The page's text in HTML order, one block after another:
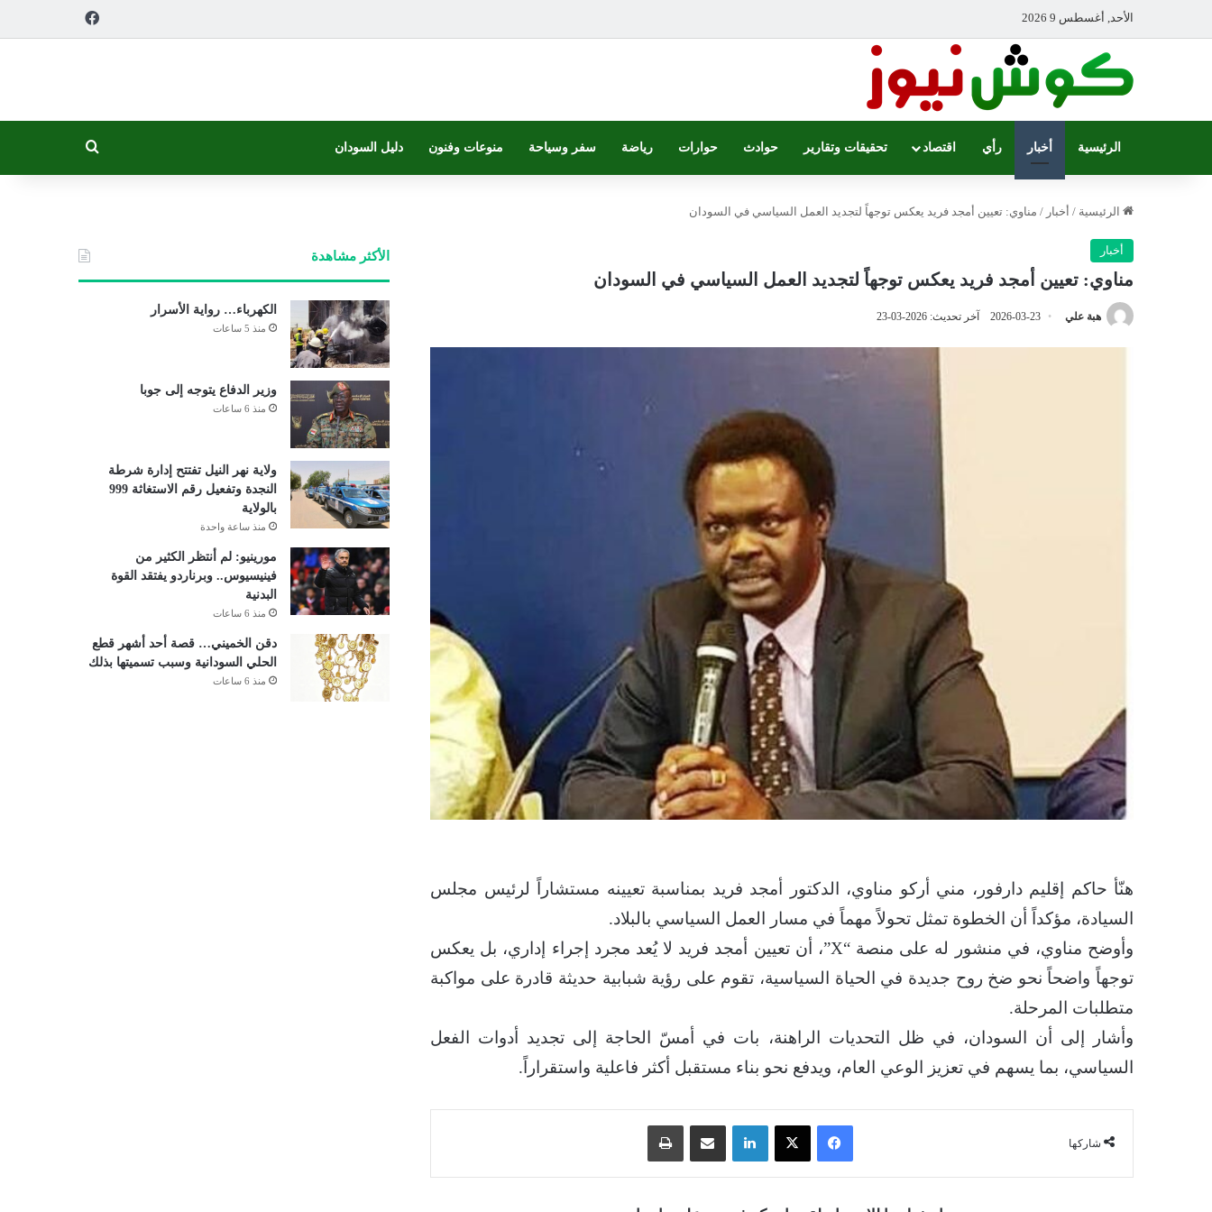
الأحد, أغسطس 9 2026
الرئيسية أخبار رأي اقتصاد تحقيقات وتقارير حوادث حوارات رياضة سفر وسياحة منوعات وفنون دليل السودان
الرئيسية / أخبار / مناوي: تعيين أمجد فريد يعكس توجهاً لتجديد العمل السياسي في السودان
أخبار
مناوي: تعيين أمجد فريد يعكس توجهاً لتجديد العمل السياسي في السودان
هبة علي 2026-03-23 آخر تحديث: 2026-03-23
هنّأ حاكم إقليم دارفور، مني أركو مناوي، الدكتور أمجد فريد بمناسبة تعيينه مستشاراً لرئيس مجلس
السيادة، مؤكداً أن الخطوة تمثل تحولاً مهماً في مسار العمل السياسي بالبلاد.
وأوضح مناوي، في منشور له على منصة “X”، أن تعيين أمجد فريد لا يُعد مجرد إجراء إداري، بل يعكس
توجهاً واضحاً نحو ضخ روح جديدة في الحياة السياسية، تقوم على رؤية شبابية حديثة قادرة على مواكبة
متطلبات المرحلة.
وأشار إلى أن السودان، في ظل التحديات الراهنة، بات في أمسّ الحاجة إلى تجديد أدوات الفعل
السياسي، بما يسهم في تعزيز الوعي العام، ويدفع نحو بناء مستقبل أكثر فاعلية واستقراراً.
شاركها
فيسبوك ‫X لينكدإن مشاركة عبر البريد
الأكثر مشاهدة
الكهرباء… رواية الأسرار
منذ 5 ساعات
وزير الدفاع يتوجه إلى جوبا
منذ 6 ساعات
ولاية نهر النيل تفتتح إدارة شرطة
النجدة وتفعيل رقم الاستغاثة 999
بالولاية
منذ ساعة واحدة
مورينيو: لم أنتظر الكثير من
فينيسيوس.. وبرناردو يفتقد القوة
البدنية
منذ 6 ساعات
دقن الخميني… قصة أحد أشهر قطع
الحلي السودانية وسبب تسميتها بذلك
منذ 6 ساعات